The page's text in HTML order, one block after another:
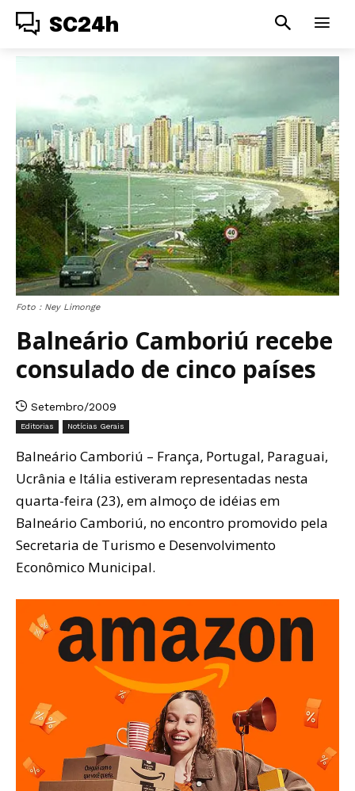
SC24h
Foto : Ney Limonge
Balneário Camboriú recebe
consulado de cinco países
Setembro/2009
Editorias Notícias Gerais
Balneário Camboriú – França, Portugal, Paraguai,
Ucrânia e Itália estiveram representadas nesta
quarta-feira (23), em almoço de idéias em
Balneário Camboriú, no encontro promovido pela
Secretaria de Turismo e Desenvolvimento
Econômico Municipal.